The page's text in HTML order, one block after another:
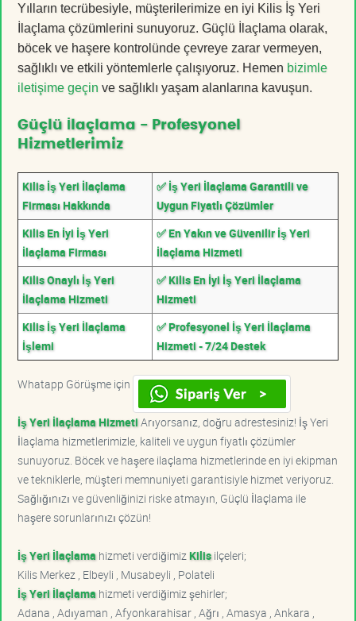
Yılların tecrübesiyle, müşterilerimize en iyi Kilis İş Yeri
İlaçlama çözümlerini sunuyoruz. Güçlü İlaçlama olarak,
böcek ve haşere kontrolünde çevreye zarar vermeyen,
sağlıklı ve etkili yöntemlerle çalışıyoruz. Hemen bizimle
iletişime geçin ve sağlıklı yaşam alanlarına kavuşun.
Güçlü İlaçlama - Profesyonel
Hizmetlerimiz
Kilis İş Yeri İlaçlama
Firması Hakkında
✅ İş Yeri İlaçlama Garantili ve
Uygun Fiyatlı Çözümler
Kilis En İyi İş Yeri
İlaçlama Firması
✅ En Yakın ve Güvenilir İş Yeri
İlaçlama Hizmeti
Kilis Onaylı İş Yeri
İlaçlama Hizmeti
✅ Kilis En İyi İş Yeri İlaçlama
Hizmeti
Kilis İş Yeri İlaçlama
İşlemi
✅ Profesyonel İş Yeri İlaçlama
Hizmeti - 7/24 Destek
Whatapp Görüşme için
İş Yeri İlaçlama HizmetiArıyorsanız, doğru adrestesiniz! İş Yeri
İlaçlama hizmetlerimizle, kaliteli ve uygun fiyatlı çözümler
sunuyoruz. Böcek ve haşere ilaçlama hizmetlerinde en iyi ekipman
ve tekniklerle, müşteri memnuniyeti garantisiyle hizmet veriyoruz.
Sağlığınızı ve güvenliğinizi riske atmayın, Güçlü İlaçlama ile
haşere sorunlarınızı çözün!
İş Yeri İlaçlama hizmeti verdiğimiz Kilisilçeleri;
Kilis Merkez , Elbeyli , Musabeyli , Polateli
İş Yeri İlaçlama hizmeti verdiğimiz şehirler;
Adana , Adıyaman , Afyonkarahisar , Ağrı , Amasya , Ankara ,